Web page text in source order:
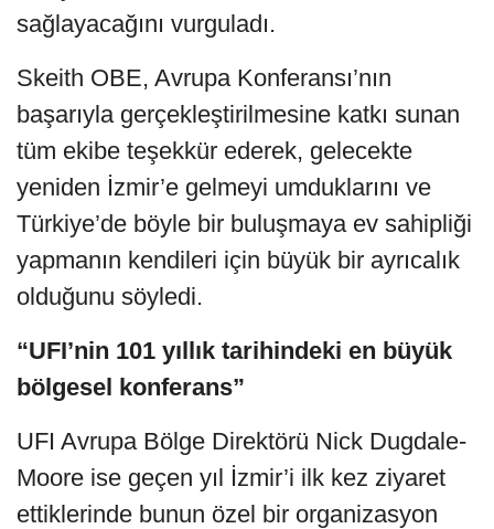
sağlayacağını vurguladı.
Skeith OBE, Avrupa Konferansı’nın
başarıyla gerçekleştirilmesine katkı sunan
tüm ekibe teşekkür ederek, gelecekte
yeniden İzmir’e gelmeyi umduklarını ve
Türkiye’de böyle bir buluşmaya ev sahipliği
yapmanın kendileri için büyük bir ayrıcalık
olduğunu söyledi.
“UFI’nin 101 yıllık tarihindeki en büyük
bölgesel konferans”
UFI Avrupa Bölge Direktörü Nick Dugdale-
Moore ise geçen yıl İzmir’i ilk kez ziyaret
ettiklerinde bunun özel bir organizasyon